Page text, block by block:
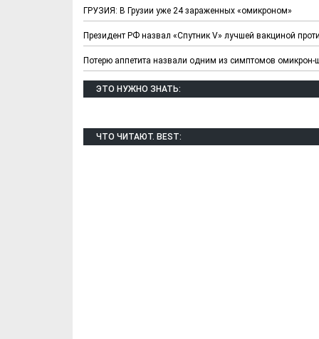
ГРУЗИЯ: В Грузии уже 24 зараженных «омикроном»
Президент РФ назвал «Спутник V» лучшей вакциной
Потерю аппетита назвали одним из симптомов
ЭТО НУЖНО ЗНАТЬ:
ЧТО ЧИТАЮТ. BEST: